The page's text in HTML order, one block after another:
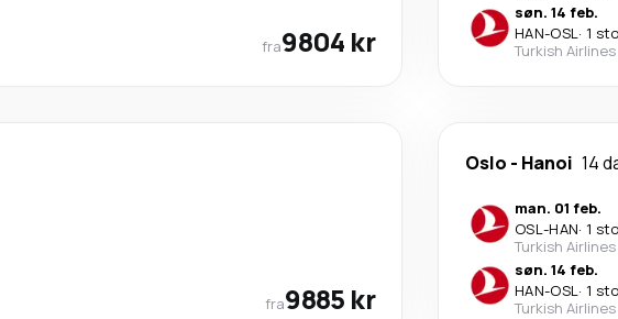
fra9804 kr
søn. 14 feb.
HAN-OSL· 1
Turkish Airlines
fra9885 kr
Oslo - Hanoi 14
man. 01 feb.
OSL-HAN· 1
Turkish Airlines
søn. 14 feb.
HAN-OSL· 1
Turkish Airlines